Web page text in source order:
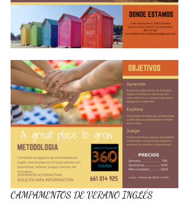
CAMPAMENTOS DE VERANO INGLÉS